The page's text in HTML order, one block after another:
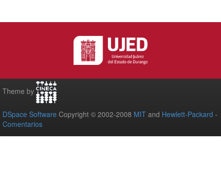
Theme by
DSpace Software Copyright © 2002-2008 MIT and Hewlett-Packard -
Comentarios